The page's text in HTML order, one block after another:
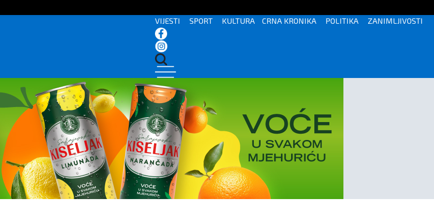
VIJESTI SPORT KULTURA CRNA KRONIKA POLITIKA ZANIMLJIVOSTI